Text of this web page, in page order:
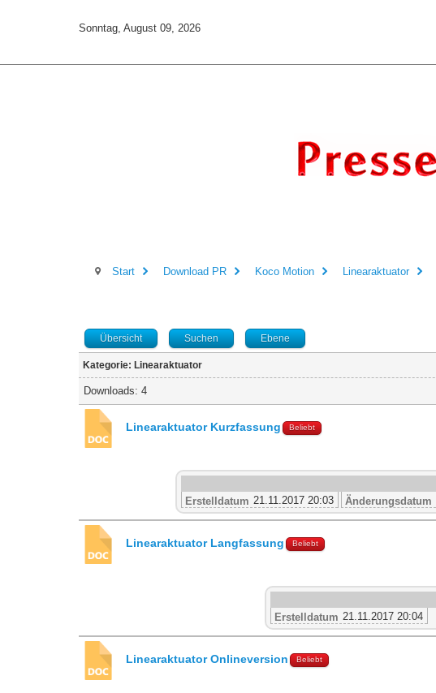
Sonntag, August 09, 2026
Start Download PR Koco Motion Linearaktuator
Übersicht Suchen Ebene
Kategorie: Linearaktuator
Downloads: 4
Linearaktuator Kurzfassung Beliebt
Erstelldatum 21.11.2017 20:03 Änderungsdatum
Linearaktuator Langfassung Beliebt
Erstelldatum 21.11.2017 20:04
Linearaktuator Onlineversion Beliebt